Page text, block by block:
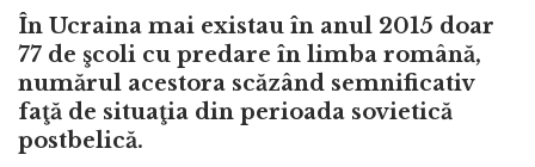
În Ucraina mai existau în anul 2015 doar
77 de şcoli cu predare în limba română,
numărul acestora scăzând semnificativ
faţă de situaţia din perioada sovietică
postbelică.